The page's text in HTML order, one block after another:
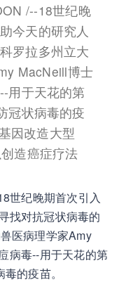
/--18世纪晚
今天的研究人
罗拉多州立大
MacNeill博士
用于天花的第
冠状病毒的疫
因改造大型
造癌症疗法
世纪晚期首次引入
找对抗冠状病毒的
医病理学家Amy
病毒--用于天花的第
的疫苗。